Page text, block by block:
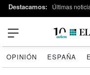
Destacamos: Últimas
OPINIÓN ESPAÑA